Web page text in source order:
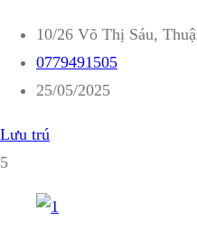
10/26 Võ Thị Sáu,
0779491505
25/05/2025
Lưu trú
5